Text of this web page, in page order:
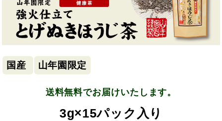
国産 山年園限定
送料無料でお届けいたします。
3g×15パック入り